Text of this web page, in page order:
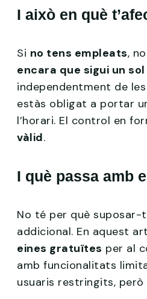
I això en què
Si no tens empleats,
encara que sigui un
independentment de
estàs obligat a portar
l’horari. El control en
vàlid.
I què passa amb
No té per què suposar-
addicional. En aquest
eines gratuïtes per al
amb funcionalitats
usuaris restringits,